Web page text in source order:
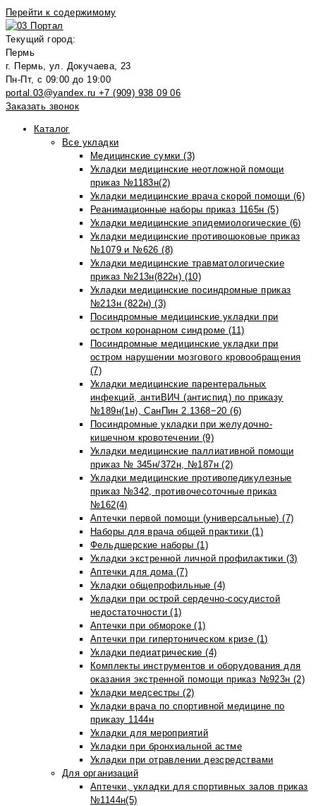
Перейти к содержимому
Текущий город:
Пермь
г. Пермь, ул. Докучаева, 23
Пн-Пт, с 09:00 до 19:00
portal.03@yandex.ru +7 (909) 938 09 06
Заказать звонок
Каталог
Все укладки
Медицинские сумки (3)
Укладки медицинские неотложной помощи
приказ №1183н(2)
Укладки медицинские врача скорой помощи (6)
Реанимационные наборы приказ 1165н (5)
Укладки медицинские эпидемиологические (6)
Укладки медицинские противошоковые приказ
№1079 и №626 (8)
Укладки медицинские травматологические
приказ №213н(822н) (10)
Укладки медицинские посиндромные приказ
№213н (822н) (3)
Посиндромные медицинские укладки при
остром коронарном синдроме (11)
Посиндромные медицинские укладки при
остром нарушении мозгового кровообращения
(7)
Укладки медицинские парентеральных
инфекций, антиВИЧ (антиспид) по приказу
№189н(1н), СанПин 2.1368−20 (6)
Посиндромные укладки при желудочно-
кишечном кровотечении (9)
Укладки медицинские паллиативной помощи
приказ № 345н/372н, №187н (2)
Укладки медицинские противопедикулезные
приказ №342, противочесоточные приказ
№162(4)
Аптечки первой помощи (универсальные) (7)
Наборы для врача общей практики (1)
Фельдшерские наборы (1)
Укладки экстренной личной профилактики (3)
Аптечки для дома (7)
Укладки общепрофильные (4)
Укладки при острой сердечно-сосудистой
недостаточности (1)
Аптечки при обмороке (1)
Аптечки при гипертоническом кризе (1)
Укладки педиатрические (4)
Комплекты инструментов и оборудования для
оказания экстренной помощи приказ №923н (2)
Укладки медсестры (2)
Укладки врача по спортивной медицине по
приказу 1144н
Укладки для мероприятий
Укладки при бронхиальной астме
Укладки при отравлении дезсредствами
Для организаций
Аптечки, укладки для спортивных залов приказ
№1144н(5)